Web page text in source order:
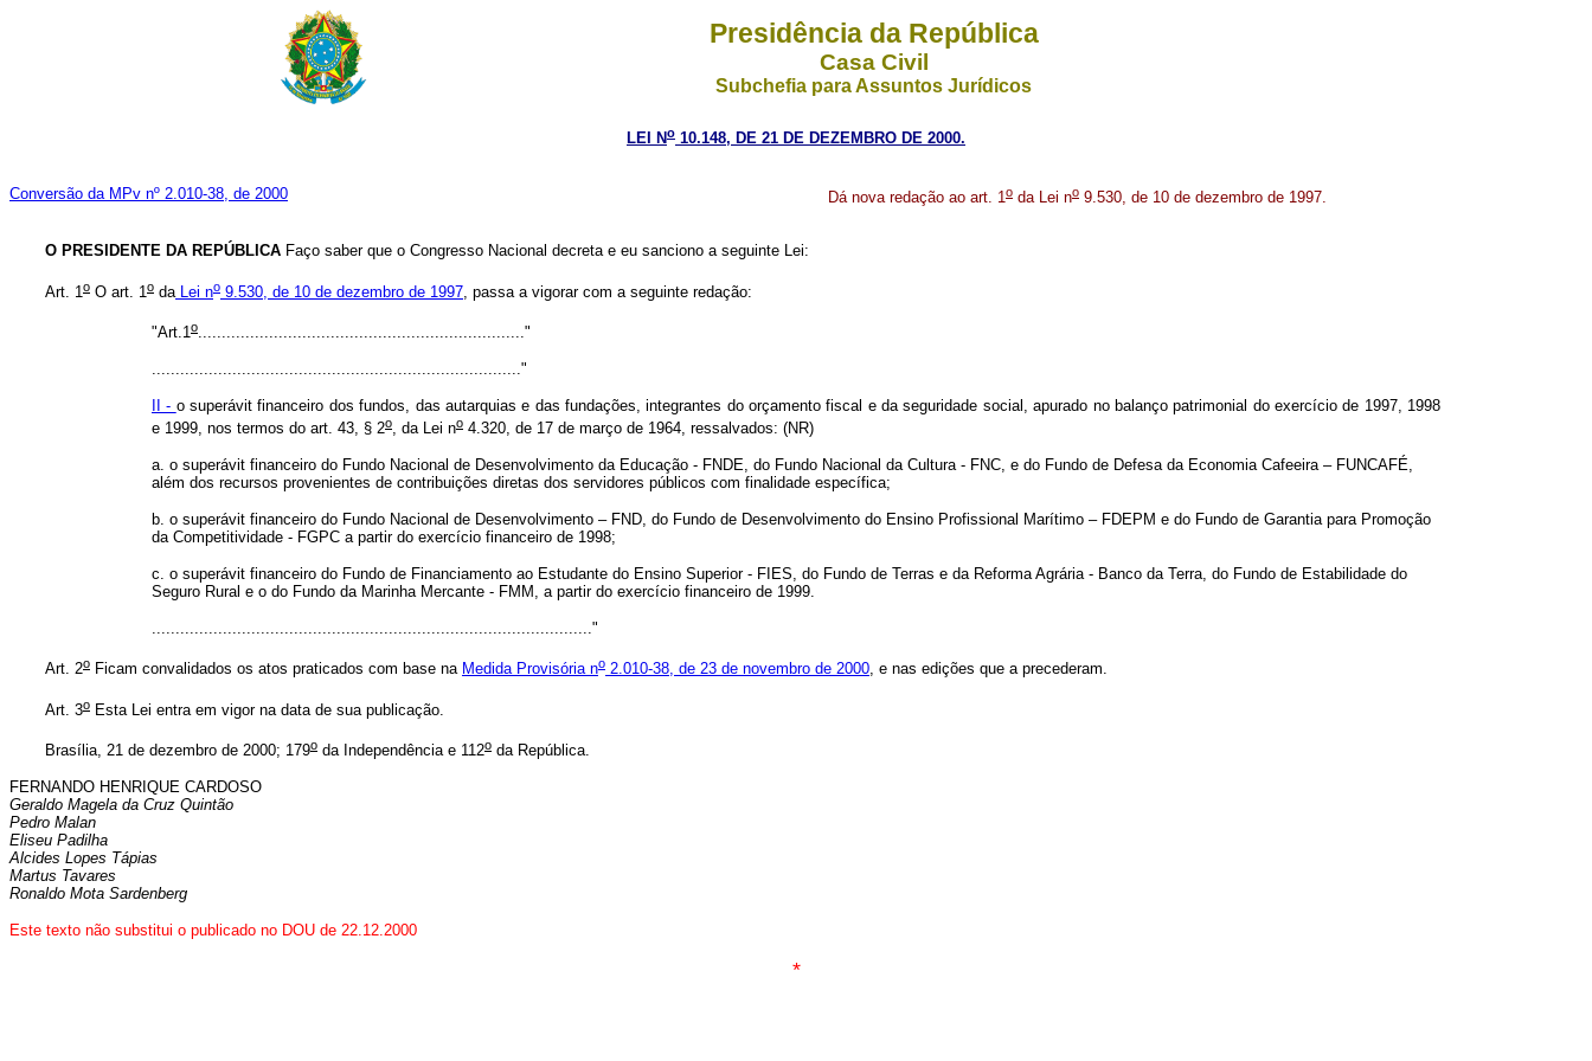
Presidência da República
Casa Civil
Subchefia para Assuntos Jurídicos
LEI No 10.148, DE 21 DE DEZEMBRO DE 2000.
Conversão da MPv nº 2.010-38, de 2000 Dá nova redação ao art. 1 o da Lei no 9.530, de 10 de dezembro de 1997.
O PRESIDENTE DA REPÚBLICA Faço saber que o Congresso Nacional decreta e eu sanciono a seguinte Lei:
Art. 1 o O art. 1 o da Lei no 9.530, de 10 de dezembro de 1997 , passa a vigorar com a seguinte redação:
"Art.1o....................................................................."
.............................................................................."
II - o superávit financeiro dos fundos, das autarquias e das fundações, integrantes do orçamento fiscal e da seguridade social, apurado no balanço patrimonial do exercício de 1997, 1998
e 1999, nos termos do art. 43, § 2o , da Lei no 4.320, de 17 de março de 1964, ressalvados: (NR)
a. o superávit financeiro do Fundo Nacional de Desenvolvimento da Educação - FNDE, do Fundo Nacional da Cultura - FNC, e do Fundo de Defesa da Economia Cafeeira – FUNCAFÉ,
além dos recursos provenientes de contribuições diretas dos servidores públicos com finalidade específica;
b. o superávit financeiro do Fundo Nacional de Desenvolvimento – FND, do Fundo de Desenvolvimento do Ensino Profissional Marítimo – FDEPM e do Fundo de Garantia para Promoção
da Competitividade - FGPC a partir do exercício financeiro de 1998;
c. o superávit financeiro do Fundo de Financiamento ao Estudante do Ensino Superior - FIES, do Fundo de Terras e da Reforma Agrária - Banco da Terra, do Fundo de Estabilidade do
Seguro Rural e o do Fundo da Marinha Mercante - FMM, a partir do exercício financeiro de 1999.
............................................................................................."
Art. 2o Ficam convalidados os atos praticados com base na Medida Provisória no 2.010-38, de 23 de novembro de 2000, e nas edições que a precederam.
Art. 3o Esta Lei entra em vigor na data de sua publicação.
Brasília, 21 de dezembro de 2000; 179o da Independência e 112o da República.
FERNANDO HENRIQUE CARDOSO
Geraldo Magela da Cruz Quintão
Pedro Malan
Eliseu Padilha
Alcides Lopes Tápias
Martus Tavares
Ronaldo Mota Sardenberg
Este texto não substitui o publicado no DOU de 22.12.2000
*